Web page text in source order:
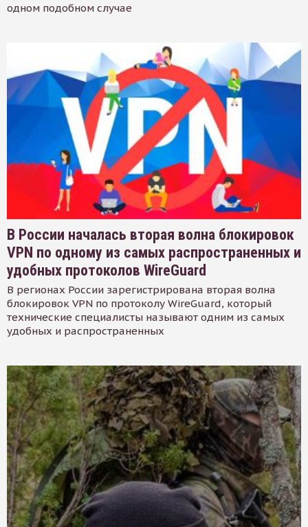
одном подобном случае
В России началась вторая волна блокировок
VPN по одному из самых распространенных и
удобных протоколов WireGuard
В регионах России зарегистрирована вторая волна
блокировок VPN по протоколу WireGuard, который
технические специалисты называют одним из самых
удобных и распространенных